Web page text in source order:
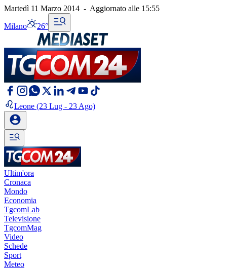
Martedì 11 Marzo 2014 - Aggiornato alle 15:55
Milano 26°
Leone (23 Lug - 23 Ago)
Ultim'ora
Cronaca
Mondo
Economia
TgcomLab
Televisione
TgcomMag
Video
Schede
Sport
Meteo